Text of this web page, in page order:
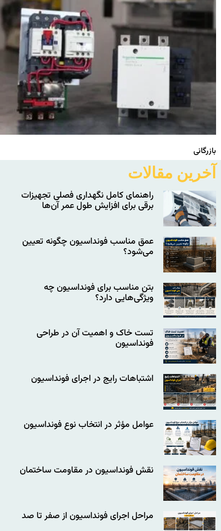
بازرگانی
آخرین مقالات
راهنمای کامل نگهداری فصلی تجهیزات
برقی برای افزایش طول عمر آن‌ها
عمق مناسب فونداسیون چگونه تعیین
می‌شود؟
بتن مناسب برای فونداسیون چه
ویژگی‌هایی دارد؟
تست خاک و اهمیت آن در طراحی
فونداسیون
اشتباهات رایج در اجرای فونداسیون
عوامل مؤثر در انتخاب نوع فونداسیون
نقش فونداسیون در مقاومت ساختمان
مراحل اجرای فونداسیون از صفر تا صد